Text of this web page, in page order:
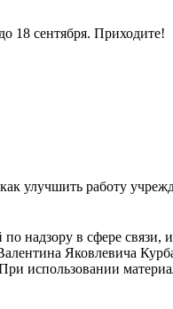
18 сентября. Приходите!
улучшить работу
надзору в сфере
Яковлевича
использовании